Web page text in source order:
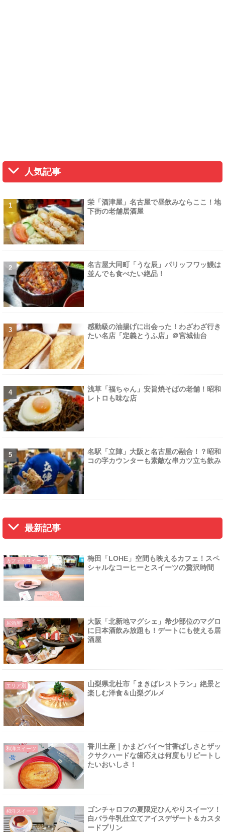
人気記事
栄「酒津屋」名古屋で昼飲みならここ！地
下街の老舗居酒屋
名古屋大同町「うな辰」パリッフワッ鰻は
並んでも食べたい絶品！
感動級の油揚げに出会った！わざわざ行き
たい名店「定義とうふ店」＠宮城仙台
浅草「福ちゃん」安旨焼そばの老舗！昭和
レトロも味な店
名駅「立陣」大阪と名古屋の融合！？昭和
コの字カウンターも素敵な串カツ立ち飲み
最新記事
カフェ・スイーツ
梅田「LOHE」空間も映えるカフェ！スペ
シャルなコーヒーとスイーツの贅沢時間
居酒屋
大阪「北新地マグシェ」希少部位のマグロ
に日本酒飲み放題も！デートにも使える居
酒屋
エリア別
山梨県北杜市「まきばレストラン」絶景と
楽しむ洋食＆山梨グルメ
和洋スイーツ
香川土産｜かまどパイ〜甘香ばしさとザッ
クサクハードな歯応えは何度もリピートし
たいおいしさ！
和洋スイーツ
ゴンチャロフの夏限定ひんやりスイーツ！
白バラ牛乳仕立てアイスデザート＆カスタ
ードプリン